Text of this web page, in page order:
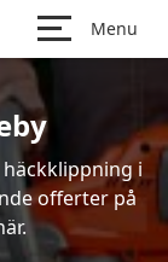
Menu
i
offerter på